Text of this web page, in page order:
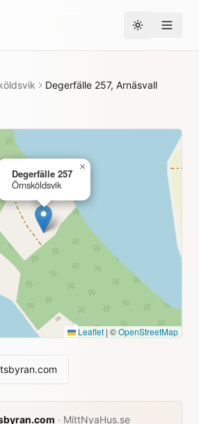
Toggle theme
Degerfälle 257, Arnäsvall
Degerfälle 257
Örnsköldsvik
×
Leaflet | ©OpenStreetMap
· MittNyaHus.se